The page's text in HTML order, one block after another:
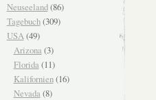
Neuseeland(86)
Tagebuch(309)
USA(49)
Arizona(3)
Florida(11)
Kalifornien(16)
Nevada(8)